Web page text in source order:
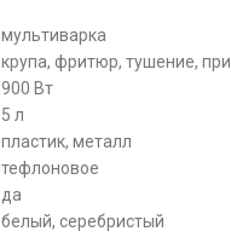
мультиварка
крупа, фритюр, тушение,
900 Вт
5 л
пластик, металл
тефлоновое
да
белый, серебристый